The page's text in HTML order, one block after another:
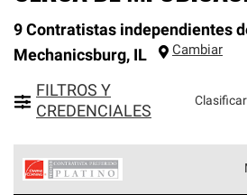
9 Contratistas independientes
Mechanicsburg, IL Cambiar
FILTROS Y
CREDENCIALES